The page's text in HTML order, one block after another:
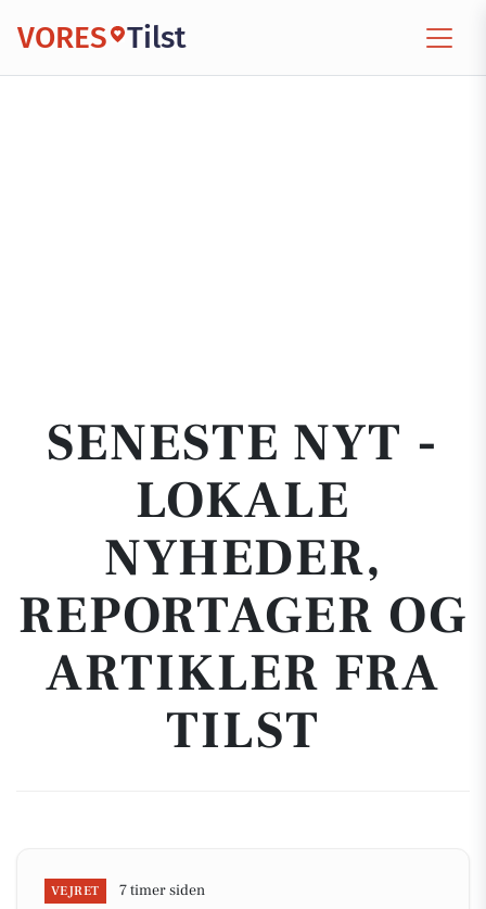
VORES Tilst
SENESTE NYT -
LOKALE
NYHEDER,
REPORTAGER OG
ARTIKLER FRA
TILST
VEJRET 7 timer siden